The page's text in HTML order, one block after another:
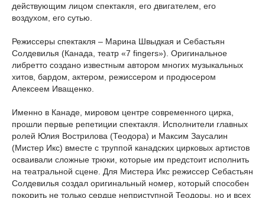
действующим лицом спектакля, его двигателем, его
воздухом, его сутью.
Режиссеры спектакля – Марина Швыдкая и Себастьян
Солдевилья (Канада, театр «7 fingers»). Оригинальное
либретто создано известным автором многих музыкальных
хитов, бардом, актером, режиссером и продюсером
Алексеем Иващенко.
Именно в Канаде, мировом центре современного цирка,
прошли первые репетиции спектакля. Исполнители главных
ролей Юлия Вострилова (Теодора) и Максим Заусалин
(Мистер Икс) вместе с труппой канадских цирковых артистов
осваивали сложные трюки, которые им предстоит исполнить
на театральной сцене. Для Мистера Икс режиссер Себастьян
Солдевилья создал оригинальный номер, который способен
покорить не только сердце неприступной Теодоры, но и всех